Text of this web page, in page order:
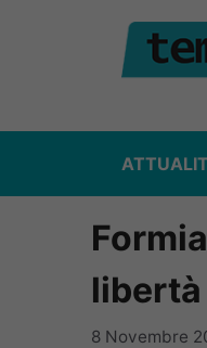
libertà
8 Novembre